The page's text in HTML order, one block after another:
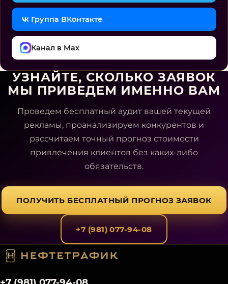
Группа ВКонтакте
Канал в Max
УЗНАЙТЕ, СКОЛЬКО ЗАЯВОК
МЫ ПРИВЕДЕМ ИМЕННО ВАМ
Проведем бесплатный аудит вашей текущей
рекламы, проанализируем конкурентов и
рассчитаем точный прогноз стоимости
привлечения клиентов без каких-либо
обязательств.
ПОЛУЧИТЬ БЕСПЛАТНЫЙ ПРОГНОЗ ЗАЯВОК
+7 (981) 077-94-08